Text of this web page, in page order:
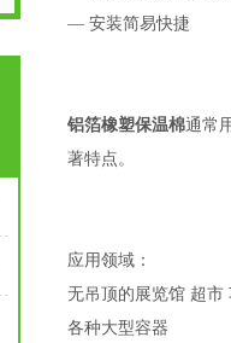
— 安装简易快捷
铝箔橡塑保温棉通常
著特点。
应用领域：
无吊顶的展览馆 超
各种大型容器